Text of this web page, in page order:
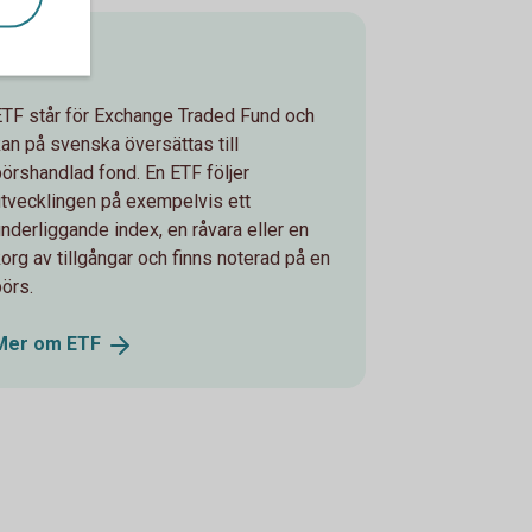
står för Exchange Traded Fund och
på svenska översättas till
fond. En ETF följer
på exempelvis ett
index, en råvara eller en
av tillgångar och finns noterad på en
om ETF